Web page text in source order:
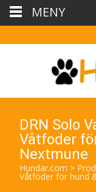
DRN Solo
Våtfoder
Nextmune
Hundar.com >
Våtfoder för hund
MENY